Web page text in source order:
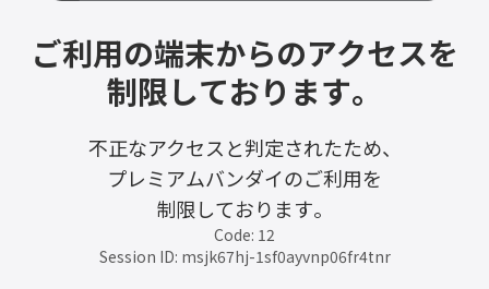
ご利用の端末からのアクセスを
制限しております。
不正なアクセスと判定されたため、
プレミアムバンダイのご利用を
制限しております。
Code: 12
Session ID: msjk67hj-1sf0ayvnp06fr4tnr